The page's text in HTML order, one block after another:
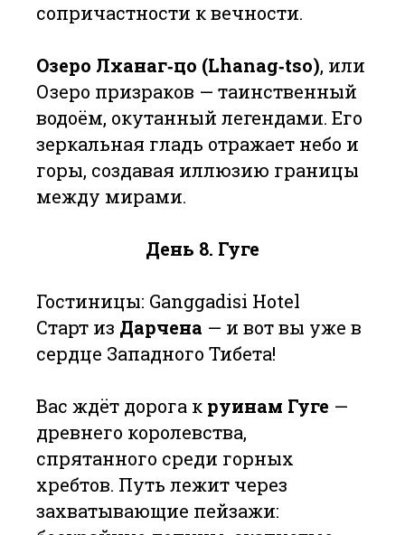
сопричастности к вечности.
Озеро Лханаг‑цо (Lhanag‑tso), или
Озеро призраков — таинственный
водоём, окутанный легендами. Его
зеркальная гладь отражает небо и
горы, создавая иллюзию границы
между мирами.
День 8. Гуге
Гостиницы: Ganggadisi Hotel
Старт из Дарчена — и вот вы уже в
сердце Западного Тибета!
Вас ждёт дорога к руинам Гуге —
древнего королевства,
спрятанного среди горных
хребтов. Путь лежит через
захватывающие пейзажи: